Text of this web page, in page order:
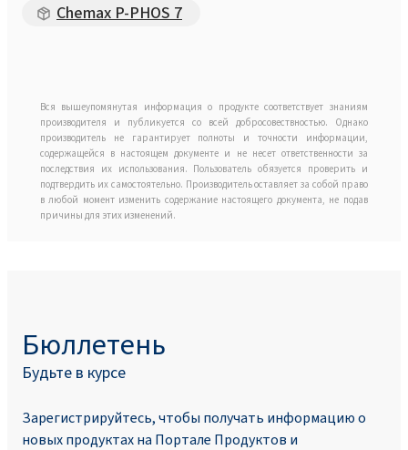
Chemax P-PHOS 7
Вся вышеупомянутая информация о продукте соответствует знаниям
производителя и публикуется со всей добросовествностью. Однако
производитель не гарантирует полноты и точности информации,
содержащейся в настоящем документе и не несет ответственности за
последствия их использования. Пользователь обязуется проверить и
подтвердить их самостоятельно. Производитель оставляет за собой право
в любой момент изменить содержание настоящего документа, не подав
причины для этих изменений.
Бюллетень
Будьте в курсе
Зарегистрируйтесь, чтобы получать информацию о
новых продуктах на Портале Продуктoв и